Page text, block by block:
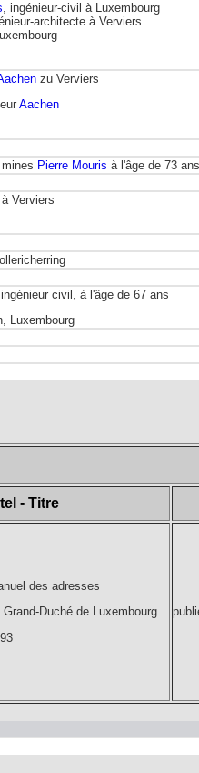
, ingénieur-civil à Luxembourg
architecte à Verviers
zu Verviers
Aachen
Pierre Mouris à l'âge de 73 ans
Verviers
civil, à l'âge de 67 ans
Luxembourg
- Titre
des adresses
Grand-Duché de Luxembourg